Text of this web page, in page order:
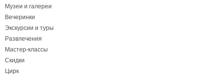
Музеи и галереи
Вечеринки
Экскурсии и туры
Развлечения
Мастер-классы
Скидки
Цирк